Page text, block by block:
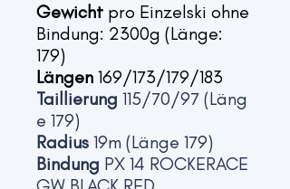
Gewicht pro Einzelski ohne
Bindung: 2300g (Länge:
179)
Längen 169/173/179/183
Taillierung 115/70/97 (Läng
e 179)
Radius 19m (Länge 179)
Bindung PX 14 ROCKERACE